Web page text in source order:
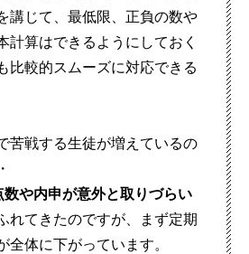
講じて、最低限、正負の数や
計算はできるようにしておく
比較的スムーズに対応できる
苦戦する生徒が増えているの
や内申が意外と取りづらい
れてきたのですが、まず定期
全体に下がっています。